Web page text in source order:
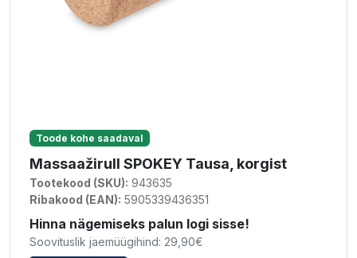
Toode kohe saadaval
Massaažirull SPOKEY Tausa, korgist
Tootekood (SKU): 943635
Ribakood (EAN): 5905339436351
Hinna nägemiseks palun logi sisse!
Soovituslik jaemüügihind: 29,90€